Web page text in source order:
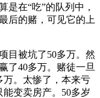
是在“吃”的队列中，
后的赌，可见它的上
目被坑了50多万。然
了40多万。赌徒一旦
万。太惨了，本来亏
能变卖房产。50多岁